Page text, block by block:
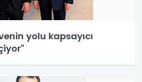
yolu kapsayıcı